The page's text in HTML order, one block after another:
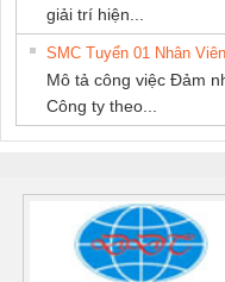
giải trí hiện...
SMC Tuyển 01 Nhân
Mô tả công việc Đảm
Công ty theo...